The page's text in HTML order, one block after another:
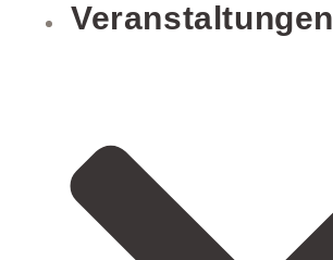
Veranstaltungen